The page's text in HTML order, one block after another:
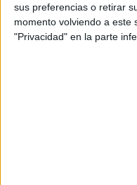
sus preferencias o retirar
momento volviendo a este
"Privacidad" en la parte